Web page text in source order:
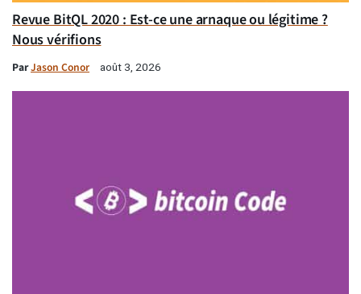
Revue BitQL 2020 : Est-ce une arnaque ou légitime ?
Nous vérifions
ParJason Conor août 3, 2026